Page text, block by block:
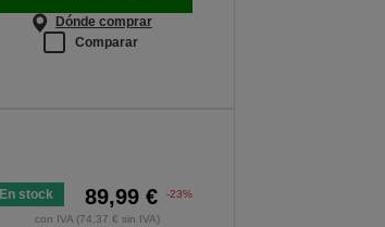
Dónde comprar
Comparar
En stock 89,99 € -23%
con IVA (74,37 € sin IVA)